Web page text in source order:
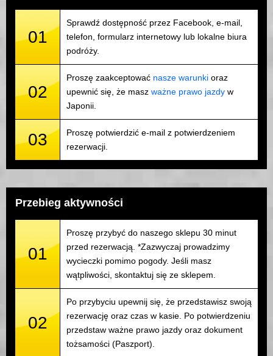
01
Sprawdź dostępność przez Facebook, e-mail,
telefon, formularz internetowy lub lokalne biura
podróży.
02
Proszę zaakceptować nasze warunki oraz
upewnić się, że masz ważne prawo jazdy w
Japonii.
03
Proszę potwierdzić e-mail z potwierdzeniem
rezerwacji.
Przebieg aktywności
01
Proszę przybyć do naszego sklepu 30 minut
przed rezerwacją. *Zazwyczaj prowadzimy
wycieczki pomimo pogody. Jeśli masz
wątpliwości, skontaktuj się ze sklepem.
02
Po przybyciu upewnij się, że przedstawisz swoją
rezerwację oraz czas w kasie. Po potwierdzeniu
przedstaw ważne prawo jazdy oraz dokument
tożsamości (Paszport).